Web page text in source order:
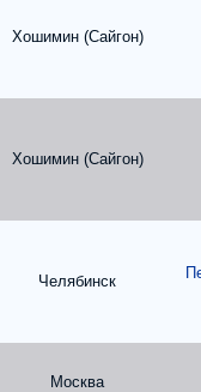
Хошимин (Сайгон)
Хошимин (Сайгон)
Челябинск
Москва